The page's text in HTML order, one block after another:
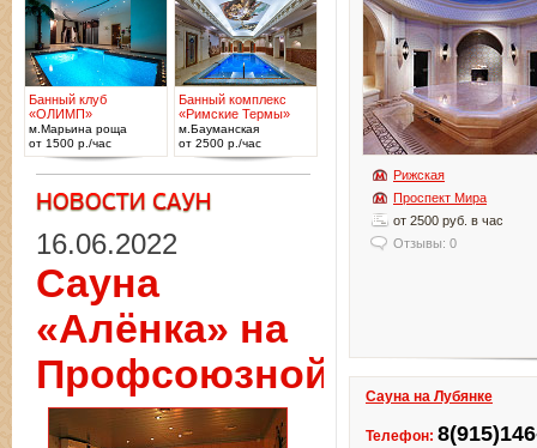
Рижская
Проспект Мира
от 2500 руб. в час
Отзывы: 0
Сауна на Лубянке
Телефон:
Банный клуб
«ОЛИМП»
м.Марьина роща
от 1500 р./час
Банный комплекс
«Римские Термы»
м.Бауманская
от 2500 р./час
16.06.2022
Сауна
«Алёнка» на
Профсоюзной